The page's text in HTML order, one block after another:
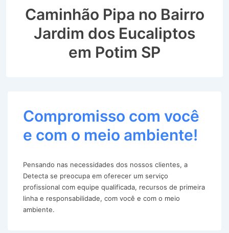
Caminhão Pipa no Bairro
Jardim dos Eucaliptos
em Potim SP
Compromisso com você
e com o meio ambiente!
Pensando nas necessidades dos nossos clientes, a
Detecta se preocupa em oferecer um serviço
profissional com equipe qualificada, recursos de primeira
linha e responsabilidade, com você e com o meio
ambiente.